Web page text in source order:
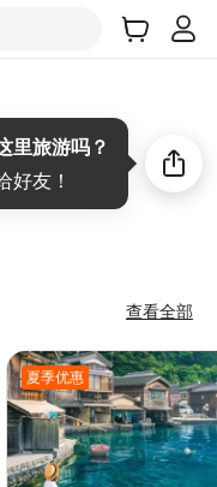
里旅游吗？
好友！
查看全部
夏季优惠